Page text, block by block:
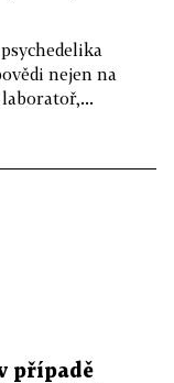
nejen na
případě